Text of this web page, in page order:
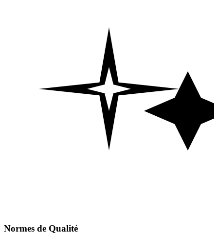
Normes de Qualité